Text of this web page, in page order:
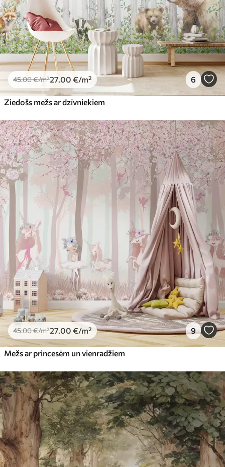
45.00€/m²27.00 €/m² 6
Ziedošs mežs ar dzīvniekiem
45.00€/m²27.00 €/m² 9
Mežs ar princesēm un vienradžiem